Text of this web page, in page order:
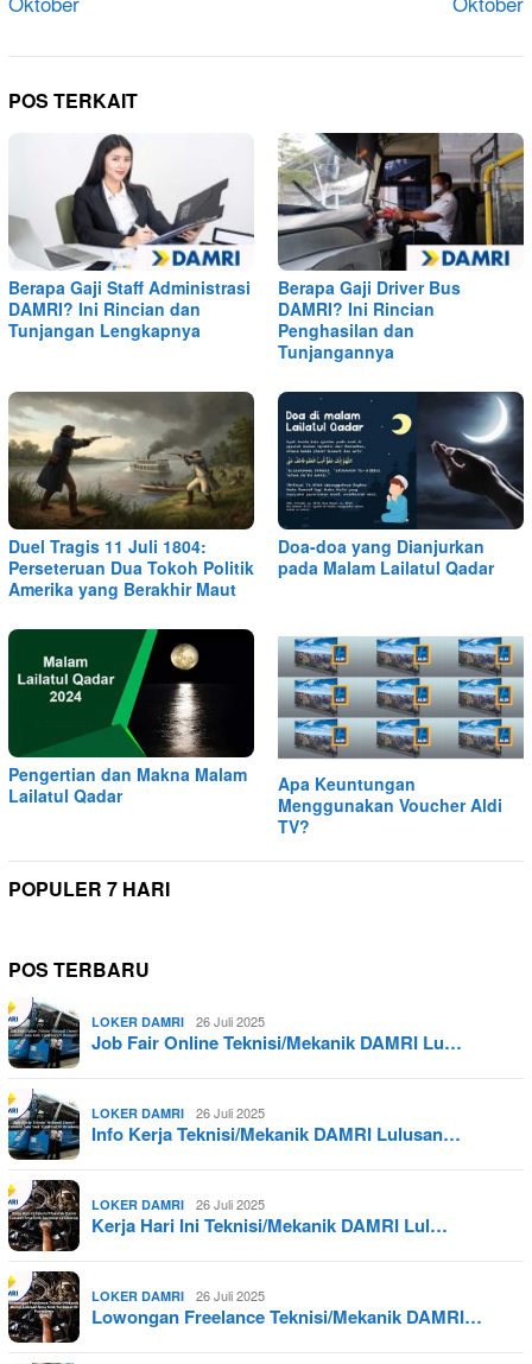
POS TERKAIT
Berapa Gaji Staff Administrasi
DAMRI? Ini Rincian dan
Tunjangan Lengkapnya
Berapa Gaji Driver Bus
DAMRI? Ini Rincian
Penghasilan dan
Tunjangannya
Duel Tragis 11 Juli 1804:
Perseteruan Dua Tokoh Politik
Amerika yang Berakhir Maut
Doa-doa yang Dianjurkan
pada Malam Lailatul Qadar
Pengertian dan Makna Malam
Lailatul Qadar
Apa Keuntungan
Menggunakan Voucher Aldi
TV?
POPULER 7 HARI
POS TERBARU
LOKER DAMRI 26 Juli 2025
Job Fair Online Teknisi/Mekanik DAMRI Lu…
LOKER DAMRI 26 Juli 2025
Info Kerja Teknisi/Mekanik DAMRI Lulusan…
LOKER DAMRI 26 Juli 2025
Kerja Hari Ini Teknisi/Mekanik DAMRI Lul…
LOKER DAMRI 26 Juli 2025
Lowongan Freelance Teknisi/Mekanik DAMRI…